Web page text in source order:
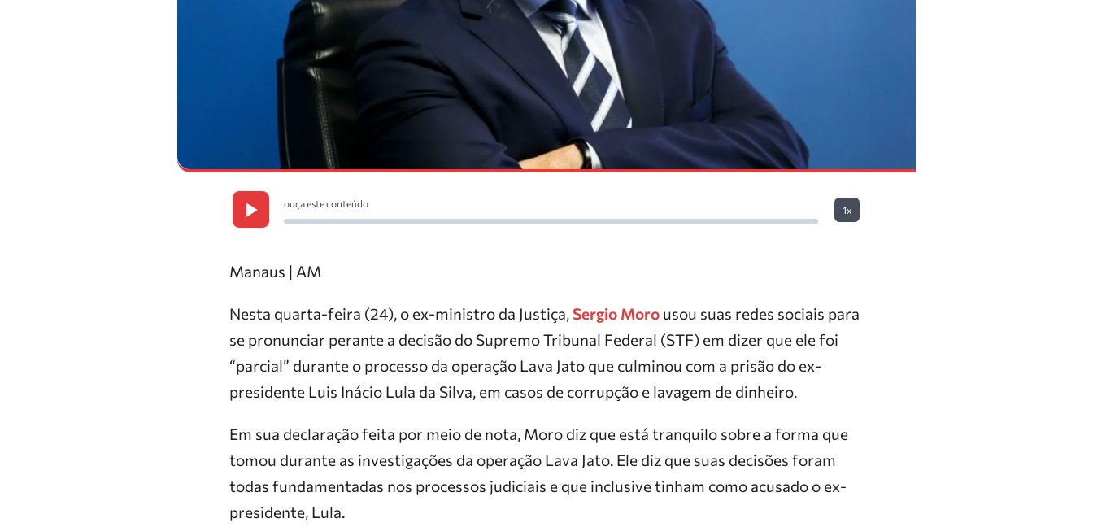
ouça este conteúdo
1x
Manaus | AM
Nesta quarta-feira (24), o ex-ministro da Justiça, Sergio Moro usou suas redes sociais para
se pronunciar perante a decisão do Supremo Tribunal Federal (STF) em dizer que ele foi
“parcial” durante o processo da operação Lava Jato que culminou com a prisão do ex-
presidente Luis Inácio Lula da Silva, em casos de corrupção e lavagem de dinheiro.
Em sua declaração feita por meio de nota, Moro diz que está tranquilo sobre a forma que
tomou durante as investigações da operação Lava Jato. Ele diz que suas decisões foram
todas fundamentadas nos processos judiciais e que inclusive tinham como acusado o ex-
presidente, Lula.